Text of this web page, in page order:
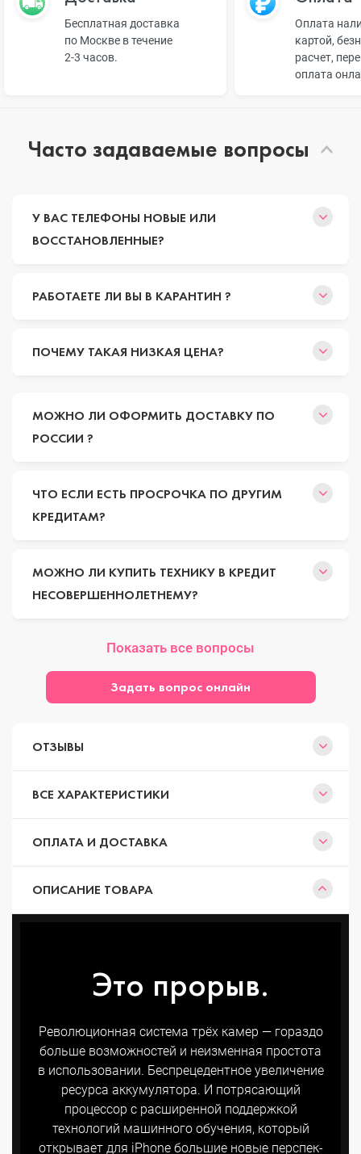
Бесплатная доставка
по Москве в течение
2-3 часов.
Оплата
картой,
расчет,
оплата
Часто задаваемые вопросы
У ВАС ТЕЛЕФОНЫ НОВЫЕ ИЛИ
ВОССТАНОВЛЕННЫЕ?
РАБОТАЕТЕ ЛИ ВЫ В КАРАНТИН ?
ПОЧЕМУ ТАКАЯ НИЗКАЯ ЦЕНА?
МОЖНО ЛИ ОФОРМИТЬ ДОСТАВКУ ПО
РОССИИ ?
ЧТО ЕСЛИ ЕСТЬ ПРОСРОЧКА ПО ДРУГИМ
КРЕДИТАМ?
МОЖНО ЛИ КУПИТЬ ТЕХНИКУ В КРЕДИТ
НЕСОВЕРШЕННОЛЕТНЕМУ?
Показать все вопросы
Задать вопрос онлайн
ОТЗЫВЫ
ВСЕ ХАРАКТЕРИСТИКИ
ОПЛАТА И ДОСТАВКА
ОПИСАНИЕ ТОВАРА
Это прорыв.
Революционная система трёх камер — гораздо
больше возможностей и неизменная простота
в использовании. Беспрецедентное увеличение
ресурса аккумулятора. И потряса­ющий
процессор с расши­ренной поддержкой
технологий машинного обучения, который
открывает для iPhone большие новые перспек­